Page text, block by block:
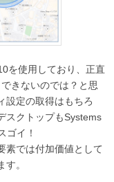
を使用しており、正直
きないのでは？と思
設定の取得はもちろ
スクトップもSystems
ゴイ！
では付加価値として
。